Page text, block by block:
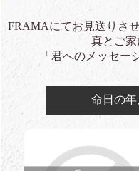
FRAMAにてお見送りさ
真とご
「君へのメッセー
命日の